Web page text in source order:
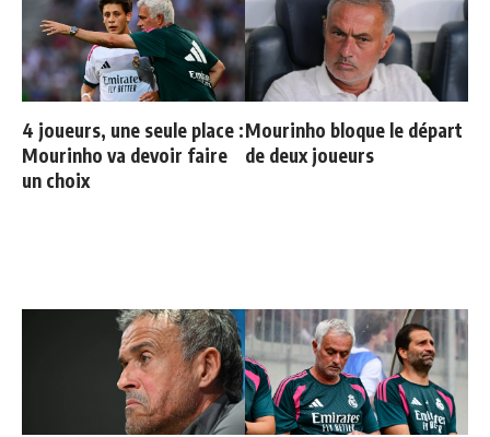
4 joueurs, une seule place :
Mourinho va devoir faire
un choix
Mourinho bloque le départ
de deux joueurs